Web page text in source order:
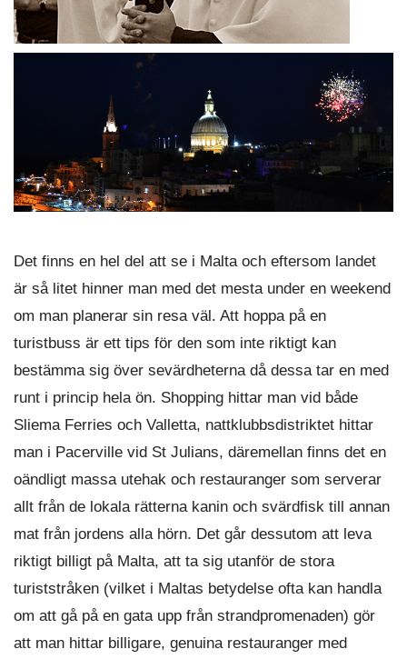
Det finns en hel del att se i Malta och eftersom landet
är så litet hinner man med det mesta under en weekend
om man planerar sin resa väl. Att hoppa på en
turistbuss är ett tips för den som inte riktigt kan
bestämma sig över sevärdheterna då dessa tar en med
runt i princip hela ön. Shopping hittar man vid både
Sliema Ferries och Valletta, nattklubbsdistriktet hittar
man i Pacerville vid St Julians, däremellan finns det en
oändligt massa utehak och restauranger som serverar
allt från de lokala rätterna kanin och svärdfisk till annan
mat från jordens alla hörn. Det går dessutom att leva
riktigt billigt på Malta, att ta sig utanför de stora
turiststråken (vilket i Maltas betydelse ofta kan handla
om att gå på en gata upp från strandpromenaden) gör
att man hittar billigare, genuina restauranger med